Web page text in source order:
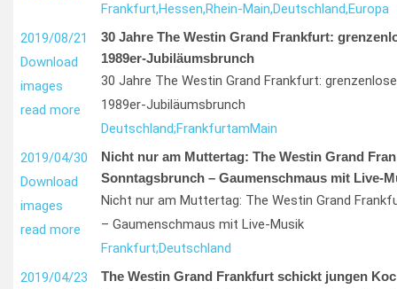
Frankfurt,Hessen,Rhein-Main,Deutschland,Europa
2019/08/21
Download
images
read more
30 Jahre The Westin Grand Frankfurt:
1989er-Jubiläumsbrunch
30 Jahre The Westin Grand Frankfurt:
1989er-Jubiläumsbrunch
Deutschland;FrankfurtamMain
2019/04/30
Download
images
read more
Nicht nur am Muttertag: The Westin Grand
Sonntagsbrunch – Gaumenschmaus mit Live-
Nicht nur am Muttertag: The Westin Grand
– Gaumenschmaus mit Live-Musik
Frankfurt;Deutschland
2019/04/23
The Westin Grand Frankfurt schickt jungen